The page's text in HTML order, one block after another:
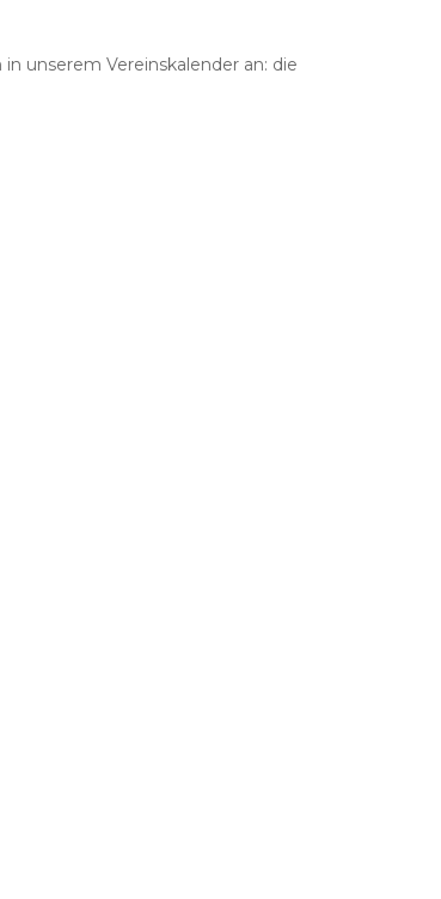
unserem Vereinskalender an: die